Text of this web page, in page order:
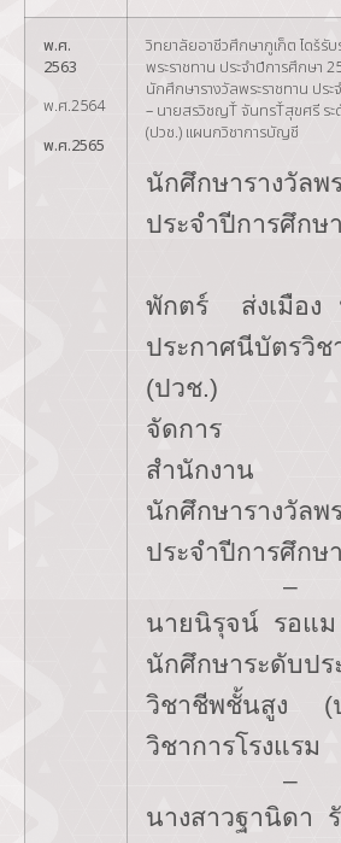
พ.ศ.
2563
พ.ศ.2564
พ.ศ.2565
วิทยาลัยอาชีวศึกษาภูเก็ต ไดšรั
พระราชทาน ประจำปีการศึกษา
นักศึกษารางวัลพระราชทาน ปร
– นายสรวิชญŤ จันทรŤสุขศรี ร
(ปวช.) แผนกวิชาการบัญชี
นักศึกษารางวัลพ
ประจำปีการศึกษา
– นาง
พักตร์ ส่งเมือง
ประกาศนีบัตรวิช
(ปวช.) แผ
จัด
สำนักงาน
นักศึกษารางวัลพ
ประจำปีการศึกษา
–
นายนิรุจน์ รอแม
นักศึกษาระดับป
วิชาชีพชั้นสูง
วิชาการโรงแรม
–
นางสาวฐานิดา